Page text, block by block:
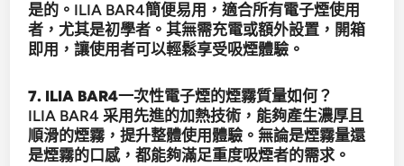
是的。ILIA BAR4簡便易用，適合所有電子煙使用
者，尤其是初學者。其無需充電或額外設置，開箱
即用，讓使用者可以輕鬆享受吸煙體驗。
7. ILIA BAR4一次性電子煙的煙霧質量如何？
ILIA BAR4 采用先進的加熱技術，能夠產生濃厚且
順滑的煙霧，提升整體使用體驗。無論是煙霧量還
是煙霧的口感，都能夠滿足重度吸煙者的需求。